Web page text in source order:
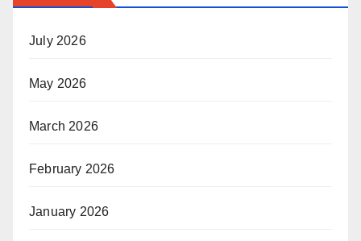
July 2026
May 2026
March 2026
February 2026
January 2026